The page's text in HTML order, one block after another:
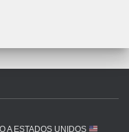
A ESTADOS UNIDOS